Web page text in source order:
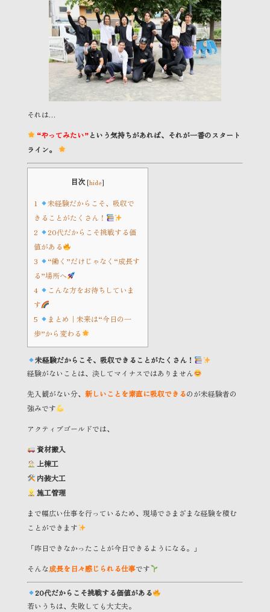
それは…
“やってみたい”という気持ちがあれば、それが一番のスタート
ライン。
目次 [hide]
1
未経験だからこそ、吸収で
きることがたくさん！
2
20代だからこそ挑戦する価
値がある
3
“働く”だけじゃなく“成長す
る”場所へ
4
こんな方をお待ちしていま
す
5
まとめ｜未来は“今日の一
歩”から変わる
未経験だからこそ、吸収できることがたくさん！
経験がないことは、決してマイナスではありません
先入観がない分、 新しいことを素直に吸収できるのが未経験者の
強みです
アクティブゴールドでは、
資材搬入
上棟工
内装大工
施工管理
まで幅広い仕事を行っているため、現場でさまざまな経験を積む
ことができます
「昨日できなかったことが今日できるようになる。」
そんな成長を日々感じられる仕事です
20代だからこそ挑戦する価値がある
若いうちは、失敗しても大丈夫。